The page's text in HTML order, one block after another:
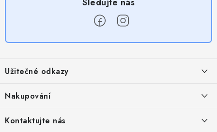
p
a
Užitečné odkazy
Provizní systém
Nakupování
Kontaktujte nás